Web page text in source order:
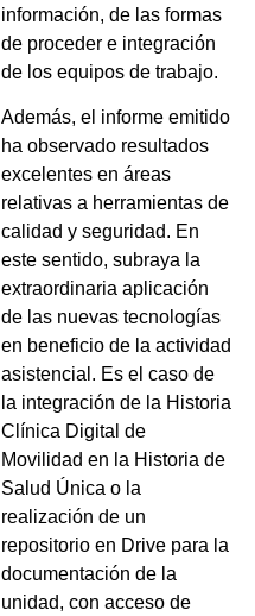
información, de las formas
de proceder e integración
de los equipos de trabajo.
Además, el informe emitido
ha observado resultados
excelentes en áreas
relativas a herramientas de
calidad y seguridad. En
este sentido, subraya la
extraordinaria aplicación
de las nuevas tecnologías
en beneficio de la actividad
asistencial. Es el caso de
la integración de la Historia
Clínica Digital de
Movilidad en la Historia de
Salud Única o la
realización de un
repositorio en Drive para la
documentación de la
unidad, con acceso de